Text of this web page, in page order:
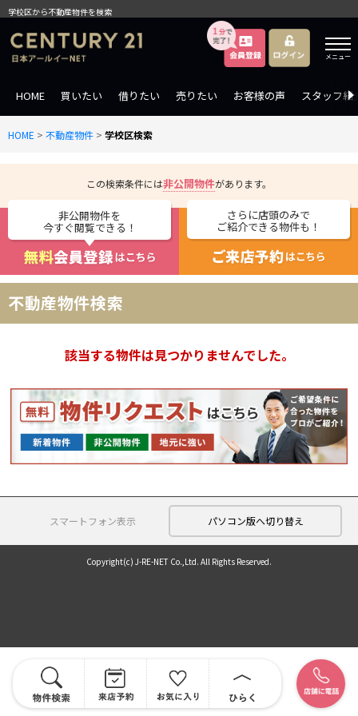
学校区から不動産物件を検索
メニュー
HOME 買いたい 借りたい 売りたい お客様の声 スタッフ紹
HOME > 不動産物件 > 学校区検索
この検索条件には非公開物件があります。
非公開物件を
今すぐ閲覧できる！
さらに店頭のみで
ご紹介できる物件も！
不動産物件検索
該当する物件は見つかりませんでした。
スマートフォン表示 パソコン版へ切り替え
Copyright(c) J-RE-NET Co.,Ltd. All Rights Reserved.